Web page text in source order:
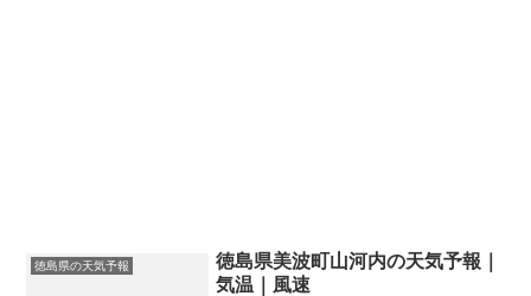
徳島県の天気予報
徳島県美波町山河内の天気予報｜
気温｜風速